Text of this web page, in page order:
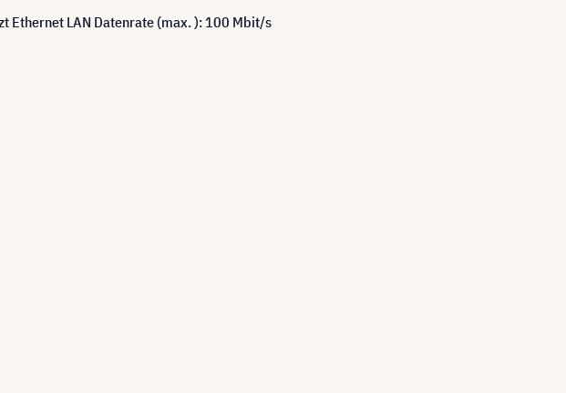
Ethernet LAN Datenrate (max. ): 100 Mbit/s